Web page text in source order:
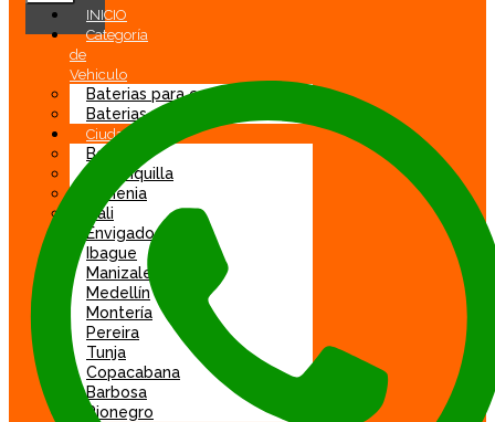
INICIO
Categoría
de
Vehiculo
Baterias para carro
Baterias para moto
Ciudad
Bogotá
Barranquilla
Armenia
Cali
Envigado
Ibague
Manizales
Medellín
Montería
Pereira
Tunja
Copacabana
Barbosa
Rionegro